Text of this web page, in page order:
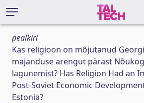
pealkiri
Kas religioon on mõjutanud
majanduse arengut pärast
lagunemist? Has Religion Had an
Post-Soviet Economic
Estonia?